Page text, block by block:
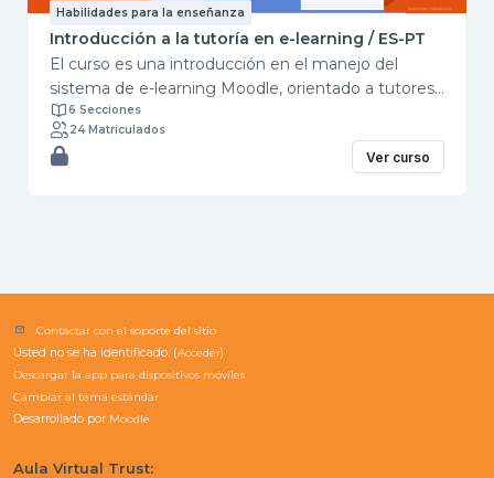
Habilidades para la enseñanza
Introducción a la tutoría en e-learning / ES-PT
El curso es una introducción en el manejo del
sistema de e-learning Moodle, orientado a tutores,
con la finalidad de llevar un curso presencial hacia
un entorno virtual.
6 Secciones
24 Matriculados
Ver curso
Contactar con el soporte del sitio
Usted no se ha identificado. (Acceder)
Descargar la app para dispositivos móviles
Cambiar al tema estándar
Desarrollado por Moodle
Aula Virtual Trust: